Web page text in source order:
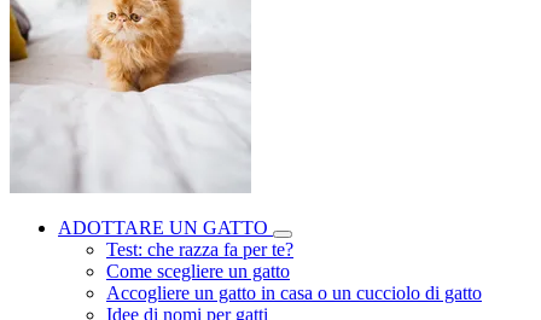
ADOTTARE UN GATTO
Test: che razza fa per te?
Come scegliere un gatto
Accogliere un gatto in casa o un cucciolo di gatto
Idee di nomi per gatti